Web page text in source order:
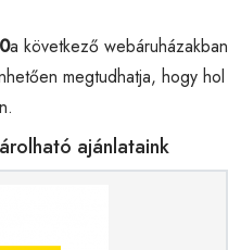
a következő webáruházakban
megtudhatja, hogy hol
ajánlataink